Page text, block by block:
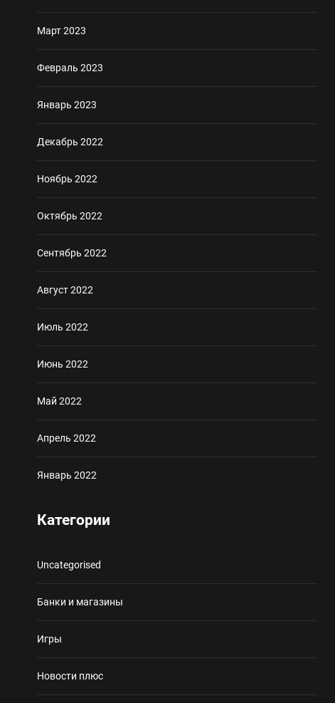
Март 2023
Февраль 2023
Январь 2023
Декабрь 2022
Ноябрь 2022
Октябрь 2022
Сентябрь 2022
Август 2022
Июль 2022
Июнь 2022
Май 2022
Апрель 2022
Январь 2022
Категории
Uncategorised
Банки и магазины
Игры
Новости плюс